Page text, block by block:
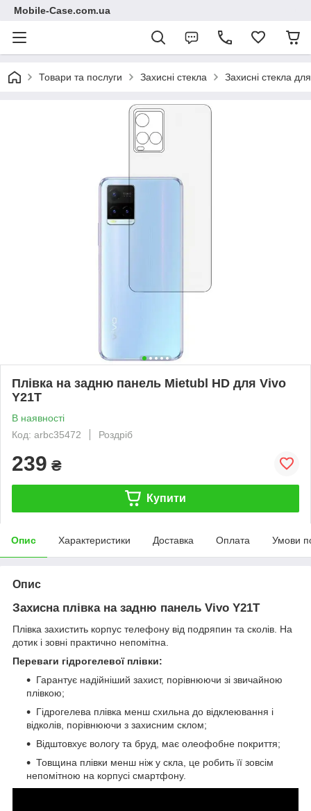
Mobile-Case.com.ua
Товари та послуги Захисні стекла Захисні стекла
Плівка на задню панель Mietubl HD для Vivo
Y21T
В наявності
Код: arbc35472
Роздріб
239 ₴
Купити
Опис Характеристики Доставка Оплата Умови
Опис
Захисна плівка на задню панель Vivo Y21T
Плівка захистить корпус телефону від подряпин та сколів. На
дотик і зовні практично непомітна.
Переваги гідрогелевої плівки:
Гарантує надійніший захист, порівнюючи зі звичайною
плівкою;
Гідрогелева плівка менш схильна до відклеювання і
відколів, порівнюючи з захисним склом;
Відштовхує вологу та бруд, має олеофобне покриття;
Товщина плівки менш ніж у скла, це робить її зовсім
непомітною на корпусі смартфону.